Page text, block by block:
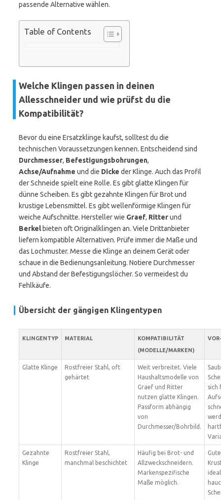
passende Alternative wählen.
Table of Contents
Welche Klingen passen in deinen
Allesschneider und wie prüfst du die
Kompatibilität?
Bevor du eine Ersatzklinge kaufst, solltest du die
technischen Voraussetzungen kennen. Entscheidend sind
Durchmesser, Befestigungsbohrungen,
Achse/Aufnahme und die Dicke der Klinge. Auch das Profil
der Schneide spielt eine Rolle. Es gibt glatte Klingen für
dünne Scheiben. Es gibt gezahnte Klingen für Brot und
krustige Lebensmittel. Es gibt wellenförmige Klingen für
weiche Aufschnitte. Hersteller wie Graef, Ritterund
Berkelbieten oft Originalklingen an. Viele Drittanbieter
liefern kompatible Alternativen. Prüfe immer die Maße und
das Lochmuster. Messe die Klinge an deinem Gerät oder
schaue in die Bedienungsanleitung. Notiere Durchmesser
und Abstand der Befestigungslöcher. So vermeidest du
Fehlkäufe.
Übersicht der gängigen Klingentypen
KLINGENTYP MATERIAL
KOMPATIBILITÄT
(MODELLE/MARKEN)
Glatte Klinge
Rostfreier Stahl, oft
gehärtet
Weit verbreitet. Viele
Haushaltsmodelle von
Graef und Ritter
nutzen glatte Klingen.
Passform abhängig
von
Durchmesser/Bohrbild.
sich
Gezahnte
Klinge
Rostfreier Stahl,
manchmal beschichtet
Häufig bei Brot- und
Allzweckschneidern.
Markenspezifische
Maße möglich.